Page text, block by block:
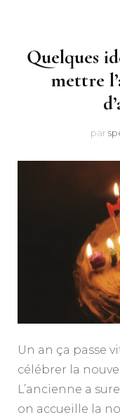
Quelques
mettre
par
Un an ça passe
célébrer la
L’ancienne a
on accueille la